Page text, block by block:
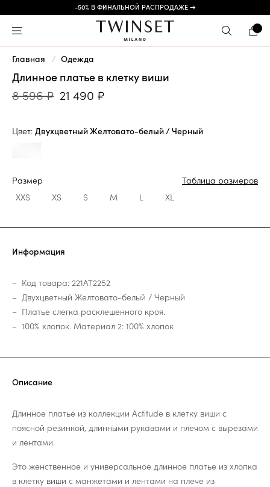
-50% В ФИНАЛЬНОЙ РАСПРОДАЖЕ →
Главная Одежда
Длинное платье в клетку виши
8 596 ₽ 21 490 ₽
Цвет: Двухцветный Желтовато-белый / Черный
Размер
Таблица размеров
XXS
XS S M L XL
Информация
Код товара: 221AT2252
Двухцветный Желтовато-белый / Черный
Платье слегка расклешенного кроя.
100% хлопок. Материал 2: 100% хлопок
Описание
Длинное платье из коллекции Actitude в клетку виши с
поясной резинкой, длинными рукавами и плечом с вырезами
и лентами.
Это женственное и универсальное длинное платье из хлопка
в клетку виши с манжетами и лентами на плече из